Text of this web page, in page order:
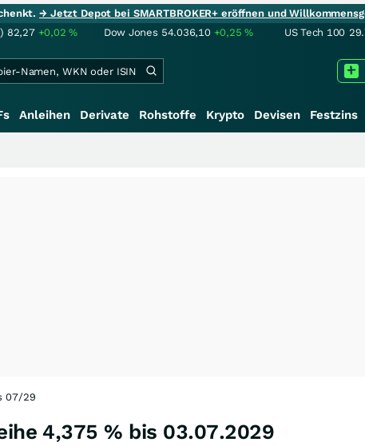
→ Jetzt Depot bei SMARTBROKER+ eröffnen und
82,27 +0,02% Dow Jones 54.036,10 +0,25% US Tech 100
Anleihen Derivate Rohstoffe Krypto Devisen Festzins
07/29
4,375 % bis 03.07.2029